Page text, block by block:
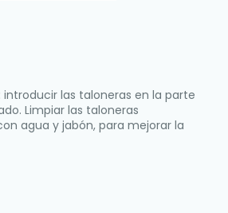
las taloneras en la parte
Limpiar las taloneras
agua y jabón, para mejorar la